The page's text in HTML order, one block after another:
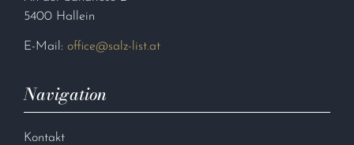
5400 Hallein
E-Mail: office@salz-list.at
Navigation
Kontakt